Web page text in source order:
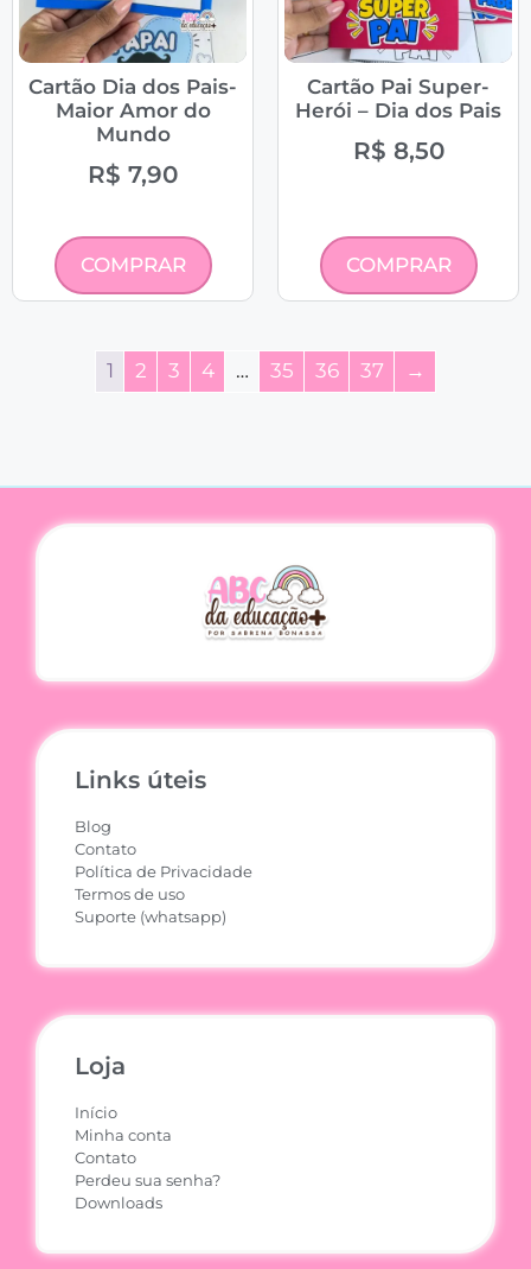
Cartão Dia dos Pais-
Maior Amor do
Mundo
R$ 7,90
COMPRAR
Cartão Pai Super-
Herói – Dia dos Pais
R$ 8,50
COMPRAR
1 2 3 4 … 35 36 37 →
Links úteis
Blog
Contato
Política de Privacidade
Termos de uso
Suporte (whatsapp)
Loja
Início
Minha conta
Contato
Perdeu sua senha?
Downloads